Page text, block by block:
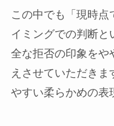
この中でも「現時点
イミングでの判断
全な拒否の印象をや
えさせていただき
やすい柔らかめの表